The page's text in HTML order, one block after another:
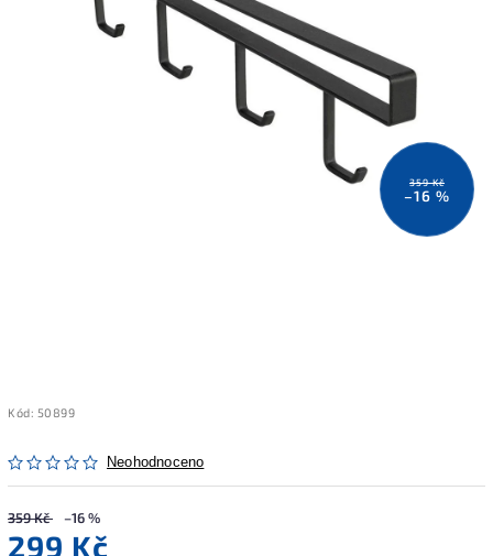
359 Kč
–16 %
Kód: 50899
Neohodnoceno
359 Kč –16 %
299 Kč